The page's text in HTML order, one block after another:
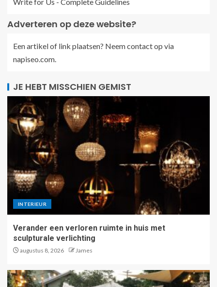
Write for Us - Complete Guidelines
Adverteren op deze website?
Een artikel of link plaatsen? Neem contact op via
napiseo.com.
JE HEBT MISSCHIEN GEMIST
INTERIEUR
Verander een verloren ruimte in huis met
sculpturale verlichting
augustus 8, 2026 James